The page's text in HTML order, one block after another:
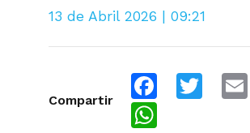
13 de Abril 2026 | 09:21
Compartir
Facebook